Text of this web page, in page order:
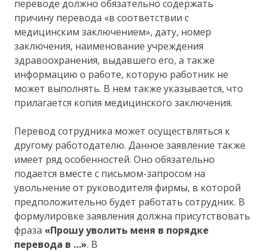
переводе должно обязательно содержать
причину перевода «в соответствии с
медицинским заключением», дату, номер
заключения, наименование учреждения
здравоохранения, выдавшего его, а также
информацию о работе, которую работник не
может выполнять. В нем также указывается, что
прилагается копия медицинского заключения.
Перевод сотрудника может осуществляться к
другому работодателю. Данное заявление также
имеет ряд особенностей. Оно обязательно
подается вместе с письмом-запросом на
увольнение от руководителя фирмы, в которой
предположительно будет работать сотрудник. В
формулировке заявления должна присутствовать
фраза «Прошу уволить меня в порядке
перевода в …». В